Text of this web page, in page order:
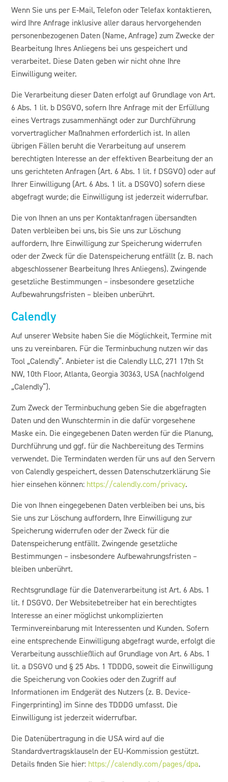
Wenn Sie uns per E-Mail, Telefon oder Telefax kontaktieren,
wird Ihre Anfrage inklusive aller daraus hervorgehenden
personenbezogenen Daten (Name, Anfrage) zum Zwecke der
Bearbeitung Ihres Anliegens bei uns gespeichert und
verarbeitet. Diese Daten geben wir nicht ohne Ihre
Einwilligung weiter.
Die Verarbeitung dieser Daten erfolgt auf Grundlage von Art.
6 Abs. 1 lit. b DSGVO, sofern Ihre Anfrage mit der Erfüllung
eines Vertrags zusammenhängt oder zur Durchführung
vorvertraglicher Maßnahmen erforderlich ist. In allen
übrigen Fällen beruht die Verarbeitung auf unserem
berechtigten Interesse an der effektiven Bearbeitung der an
uns gerichteten Anfragen (Art. 6 Abs. 1 lit. f DSGVO) oder auf
Ihrer Einwilligung (Art. 6 Abs. 1 lit. a DSGVO) sofern diese
abgefragt wurde; die Einwilligung ist jederzeit widerrufbar.
Die von Ihnen an uns per Kontaktanfragen übersandten
Daten verbleiben bei uns, bis Sie uns zur Löschung
auffordern, Ihre Einwilligung zur Speicherung widerrufen
oder der Zweck für die Datenspeicherung entfällt (z. B. nach
abgeschlossener Bearbeitung Ihres Anliegens). Zwingende
gesetzliche Bestimmungen – insbesondere gesetzliche
Aufbewahrungsfristen – bleiben unberührt.
Calendly
Auf unserer Website haben Sie die Möglichkeit, Termine mit
uns zu vereinbaren. Für die Terminbuchung nutzen wir das
Tool „Calendly“. Anbieter ist die Calendly LLC, 271 17th St
NW, 10th Floor, Atlanta, Georgia 30363, USA (nachfolgend
„Calendly“).
Zum Zweck der Terminbuchung geben Sie die abgefragten
Daten und den Wunschtermin in die dafür vorgesehene
Maske ein. Die eingegebenen Daten werden für die Planung,
Durchführung und ggf. für die Nachbereitung des Termins
verwendet. Die Termindaten werden für uns auf den Servern
von Calendly gespeichert, dessen Datenschutzerklärung Sie
hier einsehen können: https://calendly.com/privacy.
Die von Ihnen eingegebenen Daten verbleiben bei uns, bis
Sie uns zur Löschung auffordern, Ihre Einwilligung zur
Speicherung widerrufen oder der Zweck für die
Datenspeicherung entfällt. Zwingende gesetzliche
Bestimmungen – insbesondere Aufbewahrungsfristen –
bleiben unberührt.
Rechtsgrundlage für die Datenverarbeitung ist Art. 6 Abs. 1
lit. f DSGVO. Der Websitebetreiber hat ein berechtigtes
Interesse an einer möglichst unkomplizierten
Terminvereinbarung mit Interessenten und Kunden. Sofern
eine entsprechende Einwilligung abgefragt wurde, erfolgt die
Verarbeitung ausschließlich auf Grundlage von Art. 6 Abs. 1
lit. a DSGVO und § 25 Abs. 1 TDDDG, soweit die Einwilligung
die Speicherung von Cookies oder den Zugriff auf
Informationen im Endgerät des Nutzers (z. B. Device-
Fingerprinting) im Sinne des TDDDG umfasst. Die
Einwilligung ist jederzeit widerrufbar.
Die Datenübertragung in die USA wird auf die
Standardvertragsklauseln der EU-Kommission gestützt.
Details finden Sie hier: https://calendly.com/pages/dpa.